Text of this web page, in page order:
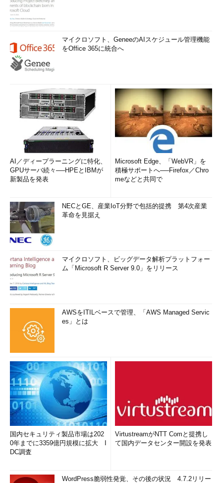
マイクロソフト、GeneeのAIスケジュール管理機能
をOffice 365に統合へ
AI／ディープラーニングに特化、
GPUサーバ続々──HPEとIBMが
新製品を発表
Microsoft Edge、「WebVR」を
積極サポートへ──Firefox／Chro
meなどと共同で
NECとGE、産業IoT分野で包括的提携 第4次産業
革命を見据え
マイクロソフト、ビッグデータ解析プラットフォー
ム「Microsoft R Server 9.0」をリリース
AWSをITILベースで管理、「AWS Managed Servic
es」とは
国内セキュリティ製品市場は202
0年までに3359億円規模に拡大 I
DC調査
VirtustreamがNTT Comと提携し
て国内データセンター開設を発表
WordPress脆弱性発覚、その後の状況 4.7.2リリー